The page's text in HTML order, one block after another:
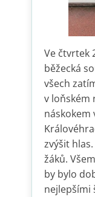
Ve čtvrtek
běžecká
všech
v loňském
náskokem
zvýšit
žáků.
by bylo
nejlepšími